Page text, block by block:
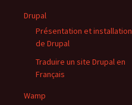
Drupal
Présentation et installation
de Drupal
Traduire un site Drupal en
Français
Wamp